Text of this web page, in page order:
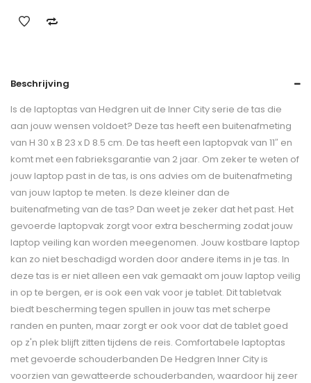
Beschrijving
Is de laptoptas van Hedgren uit de Inner City serie de tas die
aan jouw wensen voldoet? Deze tas heeft een buitenafmeting
van H 30 x B 23 x D 8.5 cm. De tas heeft een laptopvak van 11″ en
komt met een fabrieksgarantie van 2 jaar. Om zeker te weten of
jouw laptop past in de tas, is ons advies om de buitenafmeting
van jouw laptop te meten. Is deze kleiner dan de
buitenafmeting van de tas? Dan weet je zeker dat het past. Het
gevoerde laptopvak zorgt voor extra bescherming zodat jouw
laptop veiling kan worden meegenomen. Jouw kostbare laptop
kan zo niet beschadigd worden door andere items in je tas. In
deze tas is er niet alleen een vak gemaakt om jouw laptop veilig
in op te bergen, er is ook een vak voor je tablet. Dit tabletvak
biedt bescherming tegen spullen in jouw tas met scherpe
randen en punten, maar zorgt er ook voor dat de tablet goed
op z'n plek blijft zitten tijdens de reis. Comfortabele laptoptas
met gevoerde schouderbanden De Hedgren Inner City is
voorzien van gewatteerde schouderbanden, waardoor hij zeer